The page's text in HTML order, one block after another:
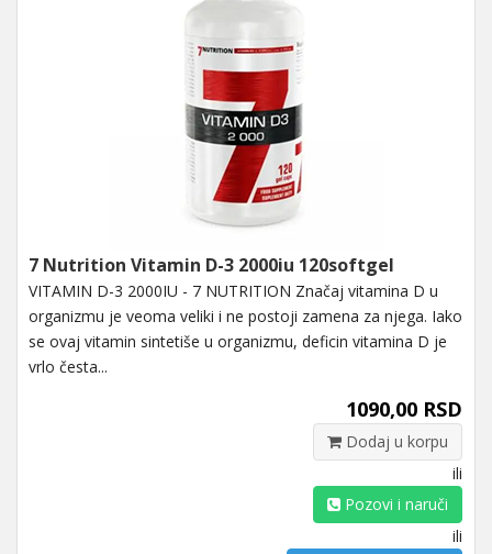
7 Nutrition Vitamin D-3 2000iu 120softgel
VITAMIN D-3 2000IU - 7 NUTRITION Značaj vitamina D u
organizmu je veoma veliki i ne postoji zamena za njega. Iako
se ovaj vitamin sintetiše u organizmu, deficin vitamina D je
vrlo česta...
1090,00 RSD
Dodaj u korpu
ili
Pozovi i naruči
ili